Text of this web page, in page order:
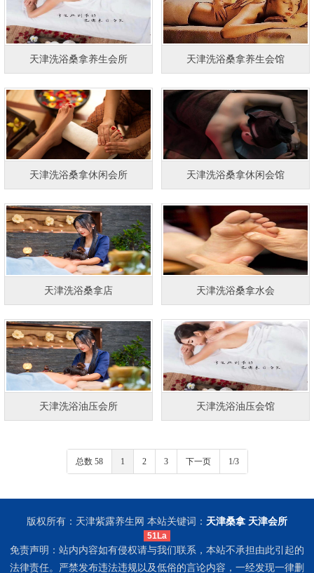
天津洗浴桑拿养生会所 天津洗浴桑拿养生会馆
天津洗浴桑拿休闲会所 天津洗浴桑拿休闲会馆
天津洗浴桑拿店 天津洗浴桑拿水会
天津洗浴油压会所 天津洗浴油压会馆
总数 58 1 2 3 下一页 1/3
版权所有：天津紫露养生网 本站关键词： 天津桑拿 天津会所
51La
免责声明：站内内容如有侵权请与我们联系，本站不承担由此引起的
法律责任。严禁发布违法违规以及低俗的言论内容，一经发现一律删